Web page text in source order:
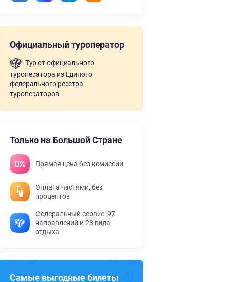
Официальный туроператор
Тур от официального
туроператора из Единого
федерального реестра
туроператоров
Только на Большой Стране
Прямая цена без комиссии
Оплата частями, без
процентов
Федеральный сервис: 97
направлений и 23 вида
отдыха
Самые выгодные билеты